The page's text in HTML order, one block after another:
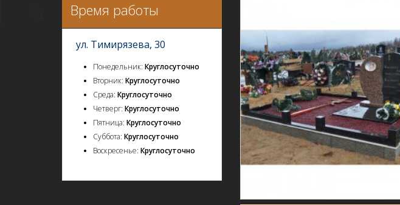
Время работы
ул. Тимирязева, 30
Понедельник: Круглосуточно
Вторник: Круглосуточно
Среда: Круглосуточно
Четверг: Круглосуточно
Пятница: Круглосуточно
Суббота: Круглосуточно
Воскресенье: Круглосуточно